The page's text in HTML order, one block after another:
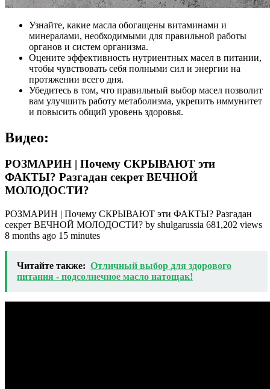
Узнайте, какие масла обогащены витаминами и
минералами, необходимыми для правильной работы
органов и систем организма.
Оцените эффективность нутриентных масел в питании,
чтобы чувствовать себя полными сил и энергии на
протяжении всего дня.
Убедитесь в том, что правильный выбор масел позволит
вам улучшить работу метаболизма, укрепить иммунитет
и повысить общий уровень здоровья.
Видео:
РОЗМАРИН | Почему СКРЫВАЮТ эти
ФАКТЫ? Разгадан секрет ВЕЧНОЙ
МОЛОДОСТИ?
РОЗМАРИН | Почему СКРЫВАЮТ эти ФАКТЫ? Разгадан
секрет ВЕЧНОЙ МОЛОДОСТИ? by shulgarussia 681,202 views
8 months ago 15 minutes
Читайте также: Отличный выбор для здорового
питания - подсолнечное масло натощак!